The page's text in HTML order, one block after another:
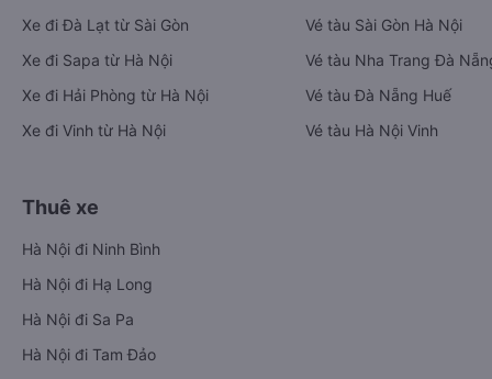
Xe đi Đà Lạt từ Sài Gòn
Xe đi Sapa từ Hà Nội
Xe đi Hải Phòng từ Hà Nội
Xe đi Vinh từ Hà Nội
Vé tàu Sài Gòn Hà Nội
Vé tàu Nha Trang Đà
Vé tàu Đà Nẵng Huế
Vé tàu Hà Nội Vinh
Thuê xe
Hà Nội đi Ninh Bình
Hà Nội đi Hạ Long
Hà Nội đi Sa Pa
Hà Nội đi Tam Đảo